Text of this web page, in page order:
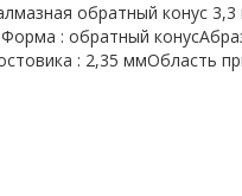
обратный конус 3,3
: обратный
: 2,35 ммОбласть